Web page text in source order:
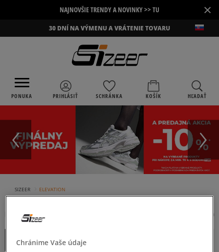
NAJNOVŠIE TRENDY A NOVINKY >> TU ×
30 DNÍ NA VÝMENU A VRÁTENIE TOVARU
PONUKA PRIHLÁSIŤ SCHRÁNKA KOŠÍK HĽADAŤ
SIZEER ELEVATION
ELEVATION )
ROZBALIŤ FILTRE
OD
Chránime Vaše údaje